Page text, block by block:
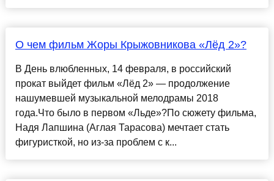
О чем фильм Жоры Крыжовникова «Лёд 2»?
В День влюбленных, 14 февраля, в российский
прокат выйдет фильм «Лёд 2» — продолжение
нашумевшей музыкальной мелодрамы 2018
года.Что было в первом «Льде»?По сюжету фильма,
Надя Лапшина (Аглая Тарасова) мечтает стать
фигуристкой, но из-за проблем с к...